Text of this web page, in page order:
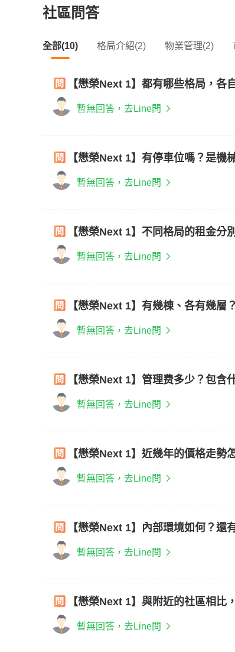
社區問答
全部(10) 格局介紹(2) 物業管理(2)
【懋榮Next 1】都有哪些格局，各
暫無回答，去Line問
【懋榮Next 1】有停車位嗎？是機
暫無回答，去Line問
【懋榮Next 1】不同格局的租金分
暫無回答，去Line問
【懋榮Next 1】有幾棟、各有幾層
暫無回答，去Line問
【懋榮Next 1】管理费多少？包含
暫無回答，去Line問
【懋榮Next 1】近幾年的價格走勢
暫無回答，去Line問
【懋榮Next 1】內部環境如何？還
暫無回答，去Line問
【懋榮Next 1】與附近的社區相比
暫無回答，去Line問